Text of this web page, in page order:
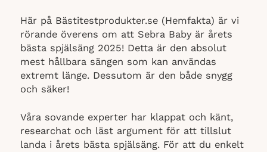
Här på Bästitestprodukter.se (Hemfakta) är vi
rörande överens om att Sebra Baby är årets
bästa spjälsäng 2025! Detta är den absolut
mest hållbara sängen som kan användas
extremt länge. Dessutom är den både snygg
och säker!
Våra sovande experter har klappat och känt,
researchat och läst argument för att tillslut
landa i årets bästa spjälsäng. För att du enkelt